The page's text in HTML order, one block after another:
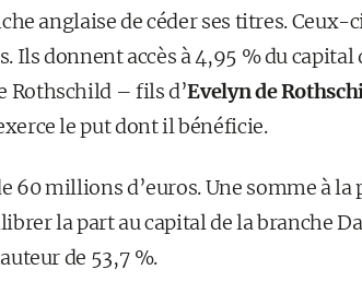
anglaise de céder ses titres. Ceux-
donnent accès à 4,95 % du capital
Rothschild – fils d’Evelyn de
le put dont il bénéficie.
60 millions d’euros. Une somme à la
la part au capital de la branche
de 53,7 %.